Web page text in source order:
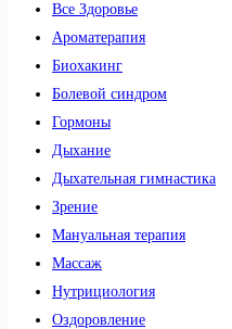
Все Здоровье
Ароматерапия
Биохакинг
Болевой синдром
Гормоны
Дыхание
Дыхательная гимнастика
Зрение
Мануальная терапия
Массаж
Нутрициология
Оздоровление